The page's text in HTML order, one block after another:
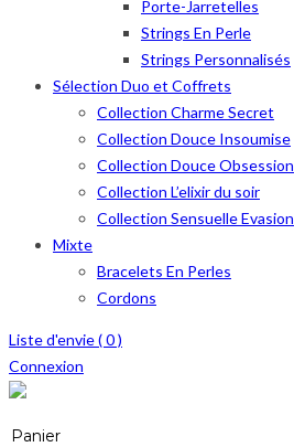
Porte-Jarretelles
Strings En Perle
Strings Personnalisés
Sélection Duo et Coffrets
Collection Charme Secret
Collection Douce Insoumise
Collection Douce Obsession
Collection L’elixir du soir
Collection Sensuelle Evasion
Mixte
Bracelets En Perles
Cordons
Liste d'envie (0)
Connexion
Panier